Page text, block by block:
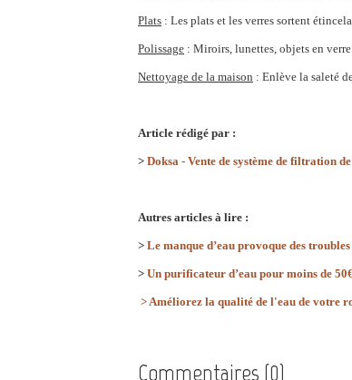
Plats : Les plats et les verres sortent
Polissage : Miroirs, lunettes, objets en
Nettoyage de la maison : Enlève la saleté
Article rédigé par :
> Doksa - Vente de système de filtration
Autres articles à lire :
> Le manque d’eau provoque des
> Un purificateur d’eau pour moins de
> Améliorez la qualité de l'eau de votre
Commentaires (0)